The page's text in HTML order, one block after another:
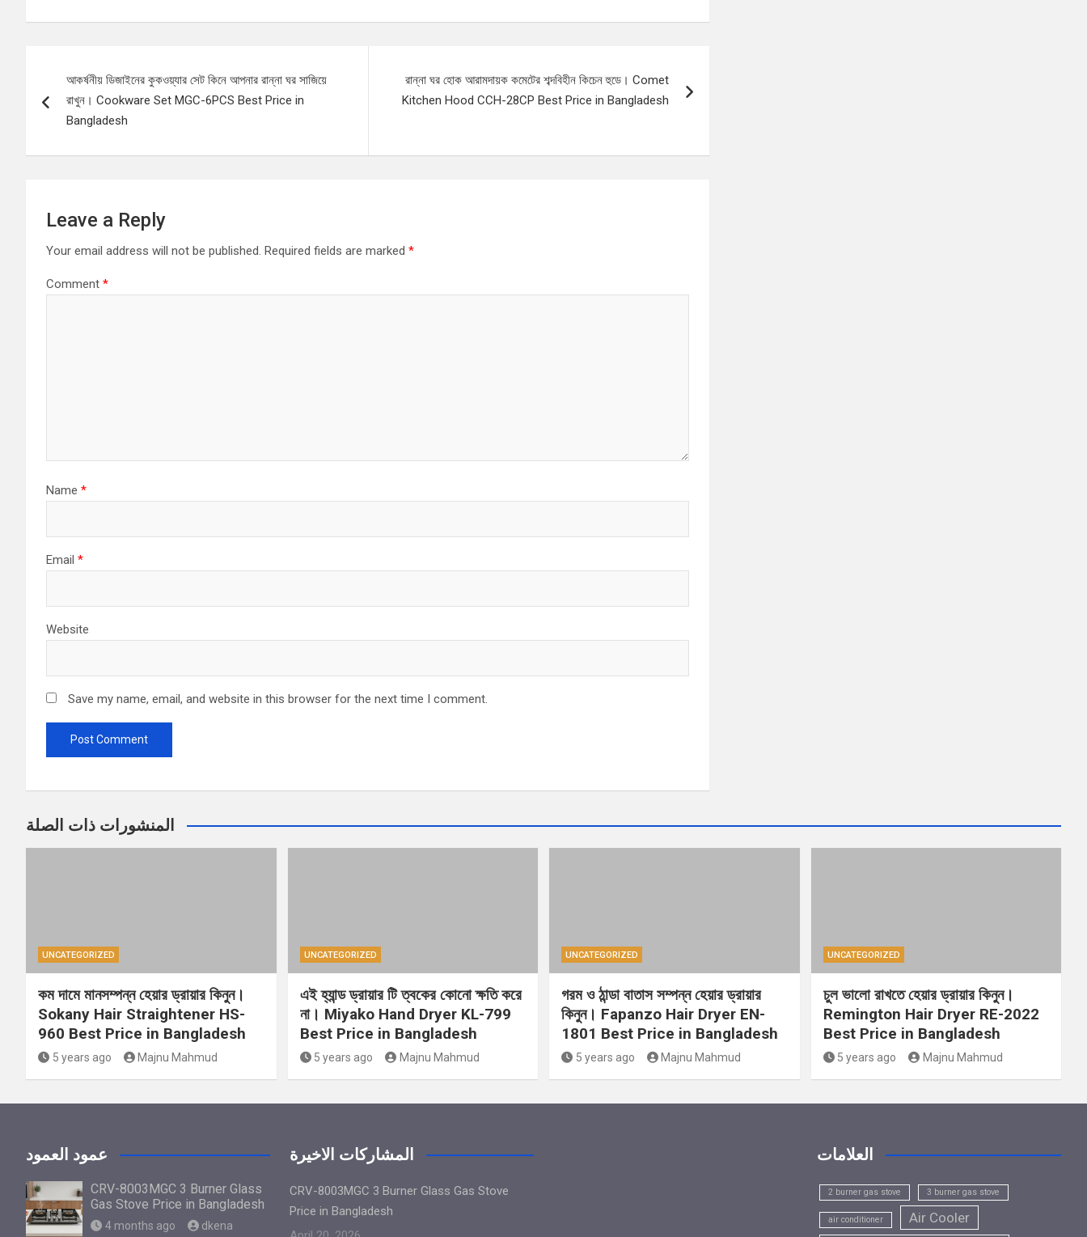
navigation
আকর্ষনীয় ডিজাইনের কুকওয়্যার সেট কিনে আপনার রান্না ঘর সাজিয়ে
রাখুন। Cookware Set MGC-6PCS Best Price in
Bangladesh
রান্না ঘর হোক আরামদায়ক কমেটের শব্দবিহীন কিচেন হুডে। Comet
Kitchen Hood CCH-28CP Best Price in Bangladesh
Leave a Reply
Your email address will not be published. Required fields are marked *
Comment *
Name *
Email *
Website
Save my name, email, and website in this browser for the next time I comment.
المنشورات ذات الصلة
UNCATEGORIZED
কম দামে মানসম্পন্ন হেয়ার ড্রায়ার কিনুন।
Sokany Hair Straightener HS-
960 Best Price in Bangladesh
5 years ago Majnu Mahmud
UNCATEGORIZED
এই হ্যান্ড ড্রায়ার টি ত্বকের কোনো ক্ষতি করে
না। Miyako Hand Dryer KL-799
Best Price in Bangladesh
5 years ago Majnu Mahmud
UNCATEGORIZED
গরম ও ঠান্ডা বাতাস সম্পন্ন হেয়ার ড্রায়ার
কিনুন। Fapanzo Hair Dryer EN-
1801 Best Price in Bangladesh
5 years ago Majnu Mahmud
UNCATEGORIZED
চুল ভালো রাখতে হেয়ার ড্রায়ার কিনুন।
Remington Hair Dryer RE-2022
Best Price in Bangladesh
5 years ago Majnu Mahmud
عمود العمود
CRV-8003MGC 3 Burner Glass
Gas Stove Price in Bangladesh
4 months ago dkena
المشاركات الاخيرة
CRV-8003MGC 3 Burner Glass Gas Stove
Price in Bangladesh
العلامات
2 burner gas stove 3 burner gas stove
air conditioner Air Cooler